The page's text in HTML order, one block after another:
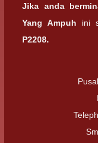
Jika anda
Yang Ampuh ini
P2208.